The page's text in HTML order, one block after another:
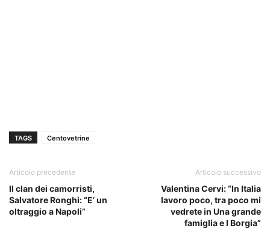
TAGS Centovetrine
Articolo precedente
Il clan dei camorristi,
Salvatore Ronghi: “E’ un
oltraggio a Napoli”
Articolo successivo
Valentina Cervi: “In Italia
lavoro poco, tra poco mi
vedrete in Una grande
famiglia e I Borgia”